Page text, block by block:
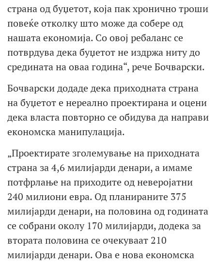
страна од буџетот, која пак хронично троши
повеќе отколку што може да собере од
нашата економија. Со овој ребаланс се
потврдува дека буџетот не издржа ниту до
средината на оваа година“, рече Бочварски.
Бочварски додаде дека приходната страна
на буџетот е нереално проектирана и оцени
дека власта повторно се обидува да направи
економска манипулација.
„Проектирате зголемување на приходната
страна за 4,6 милијарди денари, а имаме
потфрлање на приходите од неверојатни
240 милиони евра. Од планираните 375
милијарди денари, на половина од годината
се собрани околу 170 милијарди, додека за
втората половина се очекуваат 210
милијарди денари. Ова е нова економска